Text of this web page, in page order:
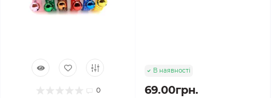
0
В наявності
69.00грн.